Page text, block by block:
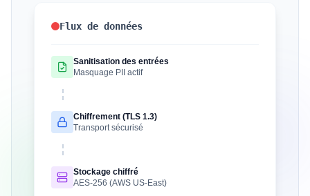
Flux de données
Sanitisation des entrées
Masquage PII actif
Chiffrement (TLS 1.3)
Transport sécurisé
Stockage chiffré
AES-256 (AWS US-East)